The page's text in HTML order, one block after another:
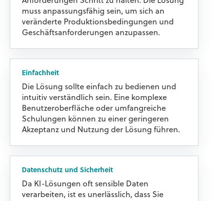
muss anpassungsfähig sein, um sich an
veränderte Produktionsbedingungen und
Geschäftsanforderungen anzupassen.
Einfachheit
Die Lösung sollte einfach zu bedienen und
intuitiv verständlich sein. Eine komplexe
Benutzeroberfläche oder umfangreiche
Schulungen können zu einer geringeren
Akzeptanz und Nutzung der Lösung führen.
Datenschutz und Sicherheit
Da KI-Lösungen oft sensible Daten
verarbeiten, ist es unerlässlich, dass Sie